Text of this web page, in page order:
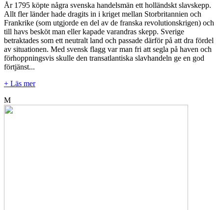
År 1795 köpte några svenska handelsmän ett holländskt slavskepp.
Allt fler länder hade dragits in i kriget mellan Storbritannien och
Frankrike (som utgjorde en del av de franska revolutionskrigen) och
till havs besköt man eller kapade varandras skepp. Sverige
betraktades som ett neutralt land och passade därför på att dra fördel
av situationen. Med svensk flagg var man fri att segla på haven och
förhoppningsvis skulle den transatlantiska slavhandeln ge en god
förtjänst...
+ Läs mer
M